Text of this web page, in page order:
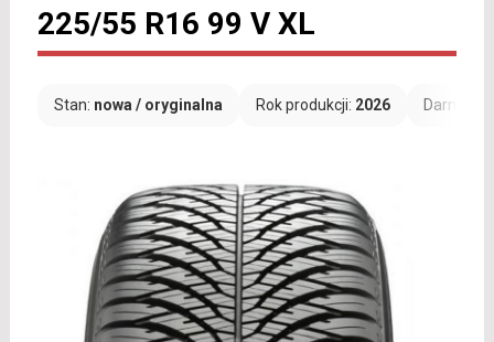
225/55 R16 99 V XL
Stan: nowa / oryginalna Rok produkcji: 2026